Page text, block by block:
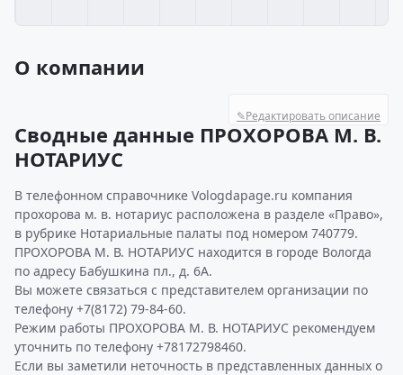
О компании
✎Редактировать описание
Сводные данные ПРОХОРОВА М. В.
НОТАРИУС
В телефонном справочнике Vologdapage.ru компания
прохорова м. в. нотариус расположена в разделе «Право»,
в рубрике Нотариальные палаты под номером 740779.
ПРОХОРОВА М. В. НОТАРИУС находится в городе Вологда
по адресу Бабушкина пл., д. 6А.
Вы можете связаться с представителем организации по
телефону +7(8172) 79-84-60.
Режим работы ПРОХОРОВА М. В. НОТАРИУС рекомендуем
уточнить по телефону +78172798460.
Если вы заметили неточность в представленных данных о